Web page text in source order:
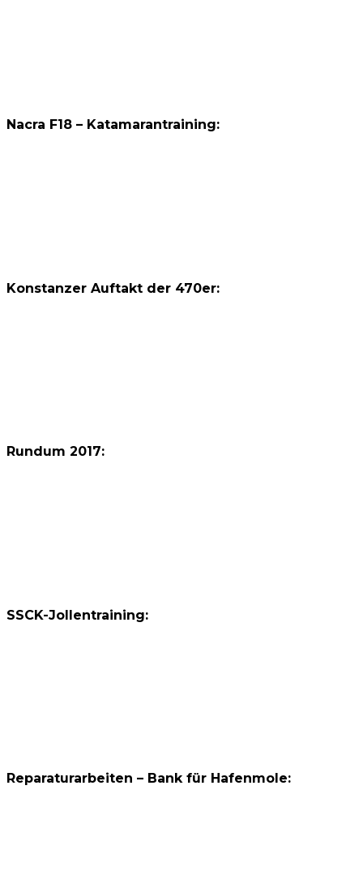
Nacra F18 – Katamarantraining:
Konstanzer Auftakt der 470er:
Rundum 2017:
SSCK-Jollentraining:
Reparaturarbeiten – Bank für Hafenmole: